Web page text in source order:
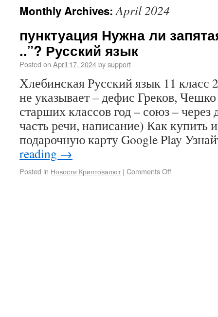
Monthly Archives:April 2024
пунктуация Нужна ли
..”? Русский язык
Posted on April 17, 2024bysupport
Хлебинская Русский язык 11 класс
не указывает – дефис Греков,
старших классов год – союз –
часть речи, написание) Как купить
подарочную карту Google Play
reading →
Posted in Новости Криптовалют | Comments Off